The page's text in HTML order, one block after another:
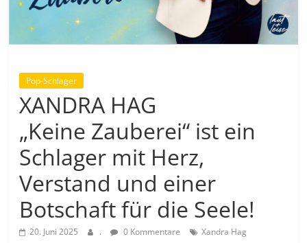
Pop-Schlager
XANDRA HAG
„Keine Zauberei“ ist ein
Schlager mit Herz,
Verstand und einer
Botschaft für die Seele!
20. Juni 2025 . 0 Kommentare Xandra Hag